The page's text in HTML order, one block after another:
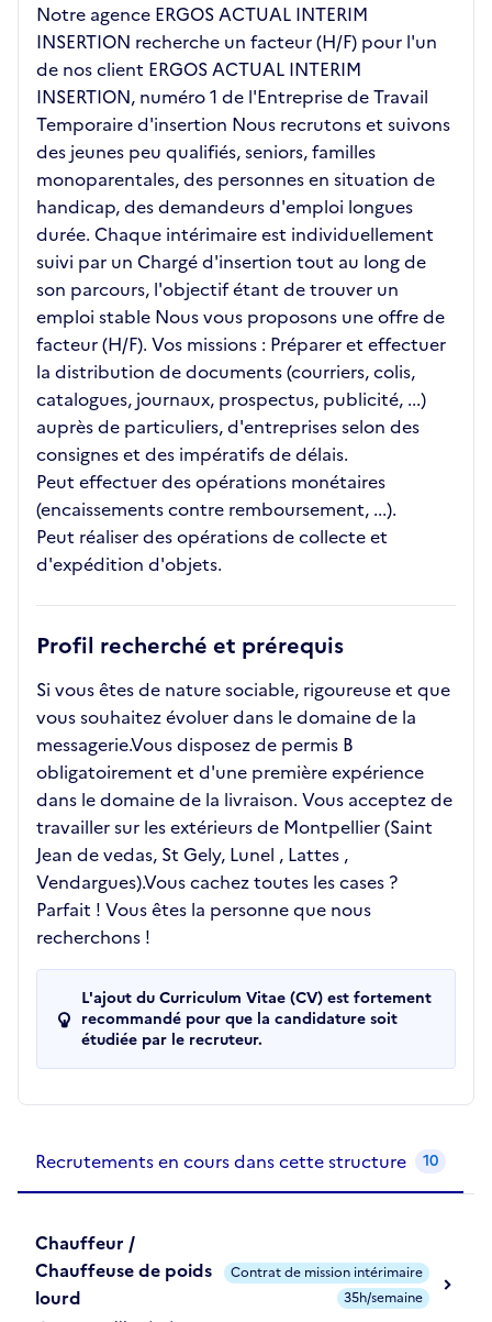
Notre agence ERGOS ACTUAL INTERIM
INSERTION recherche un facteur (H/F) pour l'un
de nos client ERGOS ACTUAL INTERIM
INSERTION, numéro 1 de l'Entreprise de Travail
Temporaire d'insertion Nous recrutons et suivons
des jeunes peu qualifiés, seniors, familles
monoparentales, des personnes en situation de
handicap, des demandeurs d'emploi longues
durée. Chaque intérimaire est individuellement
suivi par un Chargé d'insertion tout au long de
son parcours, l'objectif étant de trouver un
emploi stable Nous vous proposons une offre de
facteur (H/F). Vos missions : Préparer et effectuer
la distribution de documents (courriers, colis,
catalogues, journaux, prospectus, publicité, ...)
auprès de particuliers, d'entreprises selon des
consignes et des impératifs de délais.
Peut effectuer des opérations monétaires
(encaissements contre remboursement, ...).
Peut réaliser des opérations de collecte et
d'expédition d'objets.
Profil recherché et prérequis
Si vous êtes de nature sociable, rigoureuse et que
vous souhaitez évoluer dans le domaine de la
messagerie.Vous disposez de permis B
obligatoirement et d'une première expérience
dans le domaine de la livraison. Vous acceptez de
travailler sur les extérieurs de Montpellier (Saint
Jean de vedas, St Gely, Lunel , Lattes ,
Vendargues).Vous cachez toutes les cases ?
Parfait ! Vous êtes la personne que nous
recherchons !
L'ajout du Curriculum Vitae (CV) est fortement
recommandé pour que la candidature soit
étudiée par le recruteur.
Recrutements en cours dans cette structure 10
Chauffeur /
Chauffeuse de poids
lourd
Contrat de mission intérimaire
35h/semaine